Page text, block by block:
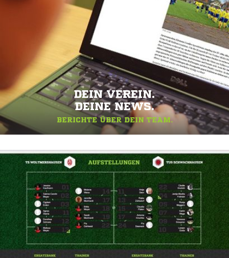
DEIN VEREIN.
DEINE NEWS.
BERICHTE ÜBER DEIN TEAM.